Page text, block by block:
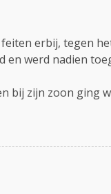
erbij, tegen
en werd nadien
bij zijn zoon ging